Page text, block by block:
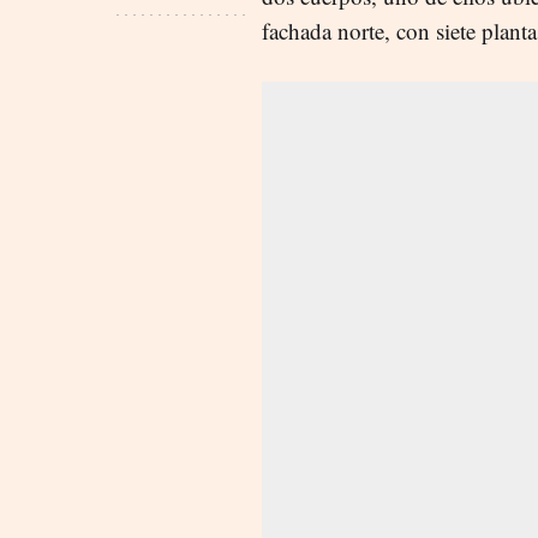
fachada norte, con siete